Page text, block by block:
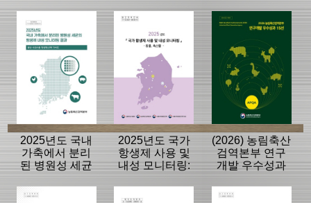
2025년도 국내
가축에서 분리
된 병원성 세균
모니터링 결과
2025년도 국가
항생제 사용 및
내성 모니터링:
(2026) 농림축산
검역본부 연구
개발 우수성과